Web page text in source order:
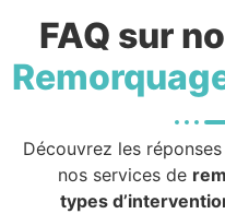
FAQ sur
Découvrez les
nos services de
types